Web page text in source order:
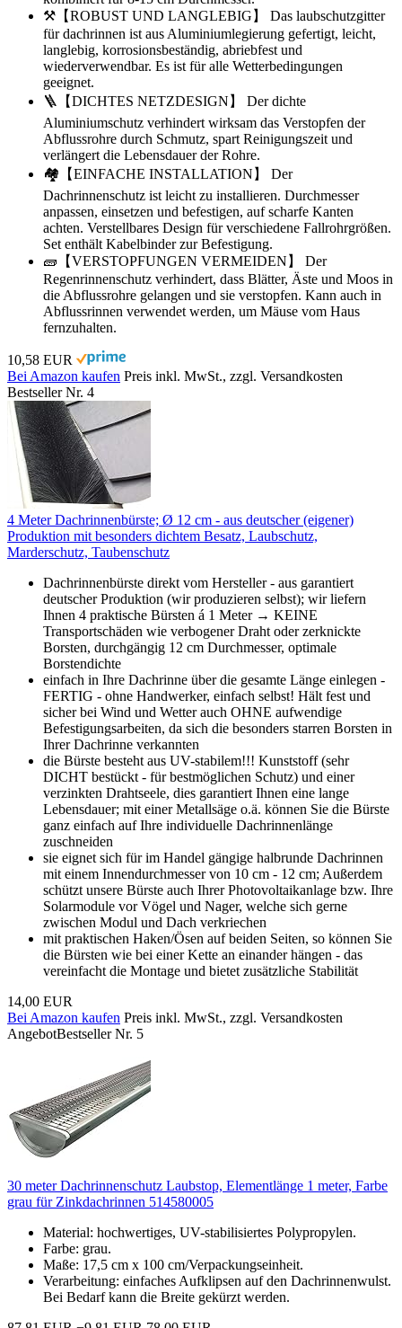
⚒️【ROBUST UND LANGLEBIG】 Das laubschutzgitter
für dachrinnen ist aus Aluminiumlegierung gefertigt, leicht,
langlebig, korrosionsbeständig, abriebfest und
wiederverwendbar. Es ist für alle Wetterbedingungen
geeignet.
🪜【DICHTES NETZDESIGN】 Der dichte
Aluminiumschutz verhindert wirksam das Verstopfen der
Abflussrohre durch Schmutz, spart Reinigungszeit und
verlängert die Lebensdauer der Rohre.
🏘️【EINFACHE INSTALLATION】 Der
Dachrinnenschutz ist leicht zu installieren. Durchmesser
anpassen, einsetzen und befestigen, auf scharfe Kanten
achten. Verstellbares Design für verschiedene Fallrohrgrößen.
Set enthält Kabelbinder zur Befestigung.
🧱【VERSTOPFUNGEN VERMEIDEN】 Der
Regenrinnenschutz verhindert, dass Blätter, Äste und Moos in
die Abflussrohre gelangen und sie verstopfen. Kann auch in
Abflussrinnen verwendet werden, um Mäuse vom Haus
fernzuhalten.
10,58 EUR
Bei Amazon kaufen Preis inkl. MwSt., zzgl. Versandkosten
Bestseller Nr. 4
4 Meter Dachrinnenbürste; Ø 12 cm - aus deutscher (eigener)
Produktion mit besonders dichtem Besatz, Laubschutz,
Marderschutz, Taubenschutz
Dachrinnenbürste direkt vom Hersteller - aus garantiert
deutscher Produktion (wir produzieren selbst); wir liefern
Ihnen 4 praktische Bürsten á 1 Meter → KEINE
Transportschäden wie verbogener Draht oder zerknickte
Borsten, durchgängig 12 cm Durchmesser, optimale
Borstendichte
einfach in Ihre Dachrinne über die gesamte Länge einlegen -
FERTIG - ohne Handwerker, einfach selbst! Hält fest und
sicher bei Wind und Wetter auch OHNE aufwendige
Befestigungsarbeiten, da sich die besonders starren Borsten in
Ihrer Dachrinne verkannten
die Bürste besteht aus UV-stabilem!!! Kunststoff (sehr
DICHT bestückt - für bestmöglichen Schutz) und einer
verzinkten Drahtseele, dies garantiert Ihnen eine lange
Lebensdauer; mit einer Metallsäge o.ä. können Sie die Bürste
ganz einfach auf Ihre individuelle Dachrinnenlänge
zuschneiden
sie eignet sich für im Handel gängige halbrunde Dachrinnen
mit einem Innendurchmesser von 10 cm - 12 cm; Außerdem
schützt unsere Bürste auch Ihrer Photovoltaikanlage bzw. Ihre
Solarmodule vor Vögel und Nager, welche sich gerne
zwischen Modul und Dach verkriechen
mit praktischen Haken/Ösen auf beiden Seiten, so können Sie
die Bürsten wie bei einer Kette an einander hängen - das
vereinfacht die Montage und bietet zusätzliche Stabilität
14,00 EUR
Bei Amazon kaufen Preis inkl. MwSt., zzgl. Versandkosten
AngebotBestseller Nr. 5
30 meter Dachrinnenschutz Laubstop, Elementlänge 1 meter, Farbe
grau für Zinkdachrinnen 514580005
Material: hochwertiges, UV-stabilisiertes Polypropylen.
Farbe: grau.
Maße: 17,5 cm x 100 cm/Verpackungseinheit.
Verarbeitung: einfaches Aufklipsen auf den Dachrinnenwulst.
Bei Bedarf kann die Breite gekürzt werden.